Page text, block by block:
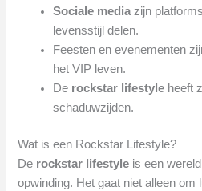
Sociale media zijn
levensstijl delen.
Feesten en evenementen
het VIP leven.
De rockstar lifestyle heeft
schaduwzijden.
Wat is een Rockstar Lifestyle?
De rockstar lifestyle is een
opwinding. Het gaat niet alleen om